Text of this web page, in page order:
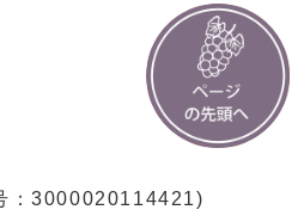
：3000020114421)